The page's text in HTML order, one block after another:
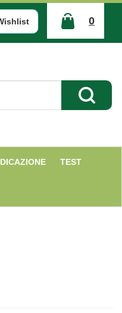
0
ARTICOLI
INSERITI
Cerca
TEST